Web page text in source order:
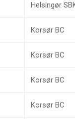
Helsingør
Korsør BC
Korsør BC
Korsør BC
Korsør BC